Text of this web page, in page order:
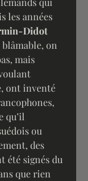
les années
Didot
on
mais
ont inventé
qu’il
ou
des
été signés du
que rien